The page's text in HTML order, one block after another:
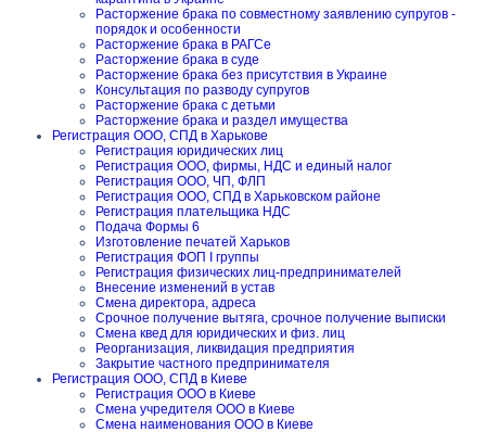
Расторжение брака по совместному заявлению супругов -
порядок и особенности
Расторжение брака в РАГСе
Расторжение брака в суде
Расторжение брака без присутствия в Украине
Консультация по разводу супругов
Расторжение брака с детьми
Расторжение брака и раздел имущества
Регистрация ООО, СПД в Харькове
Регистрация юридических лиц
Регистрация ООО, фирмы, НДС и единый налог
Регистрация ООО, ЧП, ФЛП
Регистрация ООО, СПД в Харьковском районе
Регистрация плательщика НДС
Подача Формы 6
Изготовление печатей Харьков
Регистрация ФОП I группы
Регистрация физических лиц-предпринимателей
Внесение изменений в устав
Смена директора, адреса
Срочное получение вытяга, срочное получение выписки
Смена квед для юридических и физ. лиц
Реорганизация, ликвидация предприятия
Закрытие частного предпринимателя
Регистрация ООО, СПД в Киеве
Регистрация ООО в Киеве
Смена учредителя ООО в Киеве
Смена наименования ООО в Киеве